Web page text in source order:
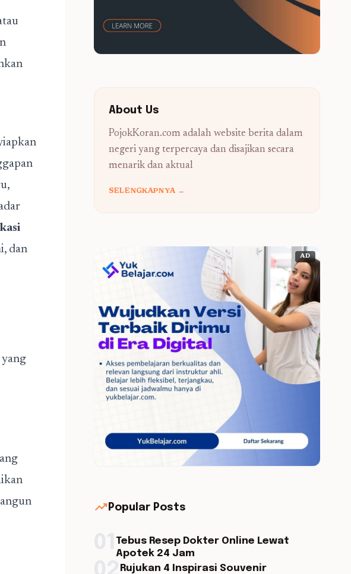
dan
About Us
PojokKoran.com adalah website berita dalam
negeri yang terpercaya dan disajikan secara
menarik dan aktual
SELENGKAPNYA →
AD
trending_up Popular Posts
Tebus Resep Dokter Online Lewat
Apotek 24 Jam
Rujukan 4 Inspirasi Souvenir